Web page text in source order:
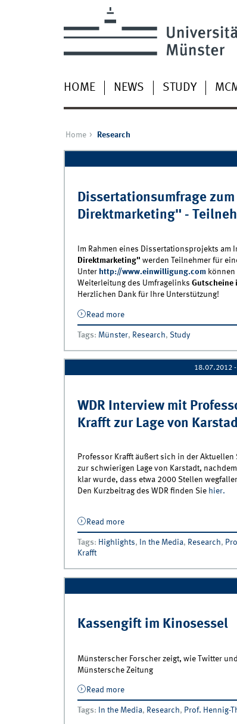
HOME NEWS STUDY
Home Research
Dissertationsumfrage
Direktmarketing" -
Im Rahmen eines Dissertationsprojekts am
Direktmarketing" werden Teilnehmer für
Unter http://www.einwilligung.comkönnen
Weiterleitung des Umfragelinks Gutscheine
Herzlichen Dank für Ihre Unterstützung!
Read more
und gewinnen
Tags: Münster, Research, Study
18.07.2012
WDR Interview mit
Krafft zur Lage von
Professor Krafft äußert sich in der Aktuellen
zur schwierigen Lage von Karstadt,
klar wurde, dass etwa 2000 Stellen
Den Kurzbeitrag des WDR finden Sie hier.
Read more
zur Lage von Karstadt
Tags: Highlights, In the Media, Research,
Krafft
Kassengift im Kinosessel
Münsterscher Forscher zeigt, wie Twitter
Münstersche Zeitung
Read more
Tags: In the Media, Research, Prof. Hennig-